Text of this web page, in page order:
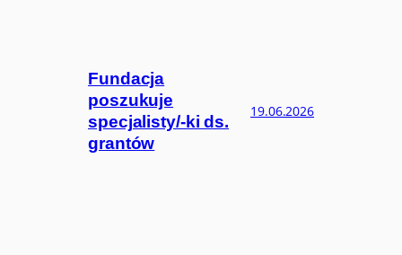
Fundacja
poszukuje
specjalisty/-ki ds.
grantów
19.06.2026